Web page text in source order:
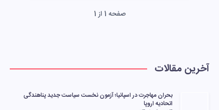
صفحه 1 از 1
آخرین مقالات
بحران مهاجرت در اسپانیا؛ آزمون نخست سیاست جدید پناهندگی
اتحادیه اروپا